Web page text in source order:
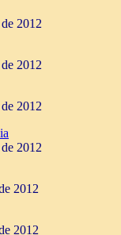
2012
2012
2012
2012
2012
2012